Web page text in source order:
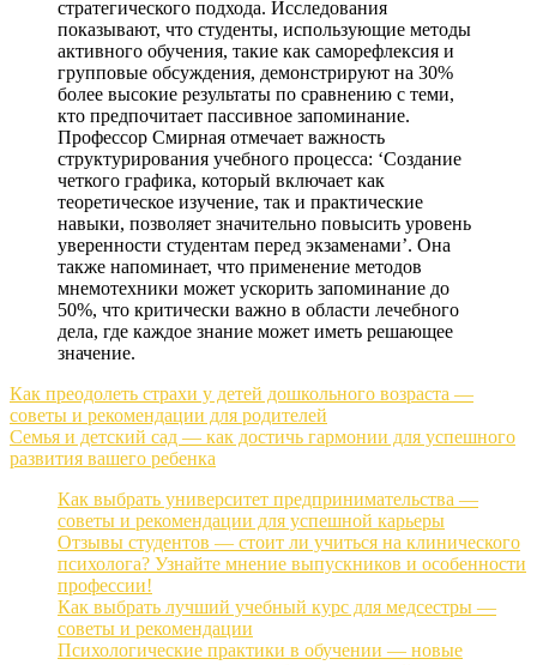
стратегического подхода. Исследования
показывают, что студенты, использующие методы
активного обучения, такие как саморефлексия и
групповые обсуждения, демонстрируют на 30%
более высокие результаты по сравнению с теми,
кто предпочитает пассивное запоминание.
Профессор Смирная отмечает важность
структурирования учебного процесса: ‘Создание
четкого графика, который включает как
теоретическое изучение, так и практические
навыки, позволяет значительно повысить уровень
уверенности студентам перед экзаменами’. Она
также напоминает, что применение методов
мнемотехники может ускорить запоминание до
50%, что критически важно в области лечебного
дела, где каждое знание может иметь решающее
значение.
Навигация
по
записям
Как преодолеть страхи у детей дошкольного возраста —
советы и рекомендации для родителей
Семья и детский сад — как достичь гармонии для успешного
развития вашего ребенка
Как выбрать университет предпринимательства —
советы и рекомендации для успешной карьеры
Отзывы студентов — стоит ли учиться на клинического
психолога? Узнайте мнение выпускников и особенности
профессии!
Как выбрать лучший учебный курс для медсестры —
советы и рекомендации
Психологические практики в обучении — новые